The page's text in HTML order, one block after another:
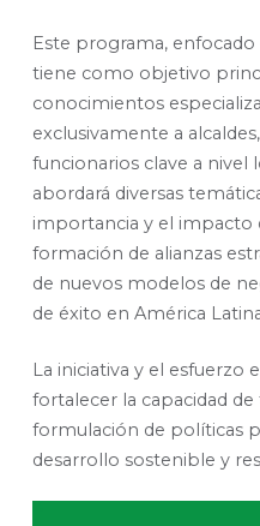
Este programa,
tiene como objetivo
conocimientos
exclusivamente a
funcionarios clave a nivel
abordará diversas
importancia y el impacto
formación de alianzas
de nuevos modelos de
de éxito en América
La iniciativa y el esfuerzo
fortalecer la capacidad
formulación de políticas
desarrollo sostenible y